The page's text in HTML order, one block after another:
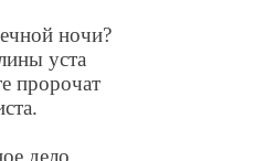
ночи?
уста
пророчат